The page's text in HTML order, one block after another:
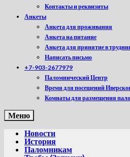
Контакты и реквизиты
Анкеты
Анкета для проживания
Анкета на питание
Анкета для принятие в
Написать письмо
+7-903-2677979
Паломнический Центр
Время для посещений
Комнаты для размещения
Меню
Новости
История
Паломникам